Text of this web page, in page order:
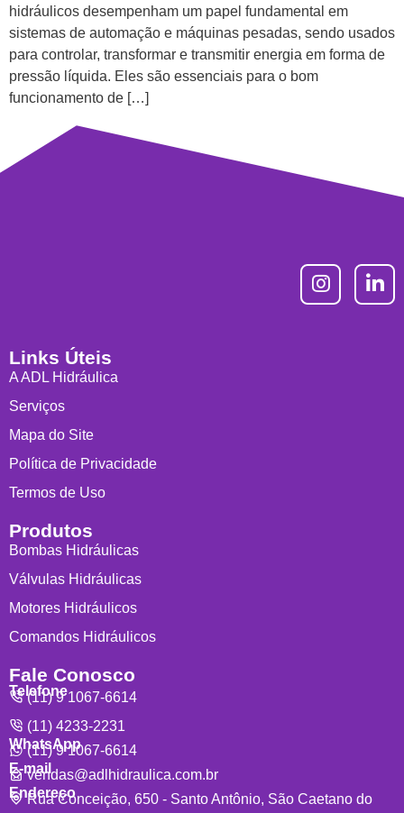
hidráulicos desempenham um papel fundamental em
sistemas de automação e máquinas pesadas, sendo usados
para controlar, transformar e transmitir energia em forma de
pressão líquida. Eles são essenciais para o bom
funcionamento de […]
Links Úteis
A ADL Hidráulica
Serviços
Mapa do Site
Política de Privacidade
Termos de Uso
Produtos
Bombas Hidráulicas
Válvulas Hidráulicas
Motores Hidráulicos
Comandos Hidráulicos
Fale Conosco
Telefone
(11) 9 1067-6614
(11) 4233-2231
WhatsApp
(11) 9 1067-6614
E-mail
vendas@adlhidraulica.com.br
Endereço
Rua Conceição, 650 - Santo Antônio, São Caetano do